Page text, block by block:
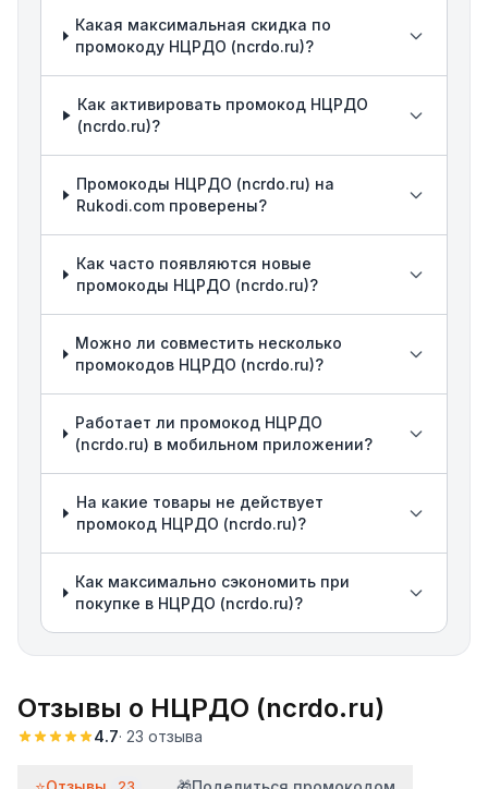
Какая максимальная скидка по
промокоду НЦРДО (ncrdo.ru)?
Как активировать промокод НЦРДО
(ncrdo.ru)?
Промокоды НЦРДО (ncrdo.ru) на
Rukodi.com проверены?
Как часто появляются новые
промокоды НЦРДО (ncrdo.ru)?
Можно ли совместить несколько
промокодов НЦРДО (ncrdo.ru)?
Работает ли промокод НЦРДО
(ncrdo.ru) в мобильном приложении?
На какие товары не действует
промокод НЦРДО (ncrdo.ru)?
Как максимально сэкономить при
покупке в НЦРДО (ncrdo.ru)?
Отзывы о НЦРДО (ncrdo.ru)
4.7· 23 отзыва